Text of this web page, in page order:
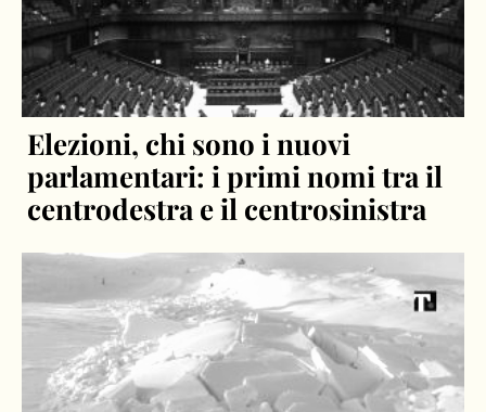
Elezioni, chi sono i nuovi
parlamentari: i primi nomi tra il
centrodestra e il centrosinistra